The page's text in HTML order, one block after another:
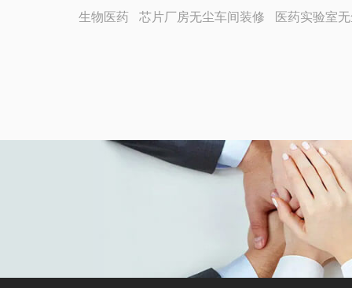
生物医药
芯片厂房无尘车间装修 医药实验室